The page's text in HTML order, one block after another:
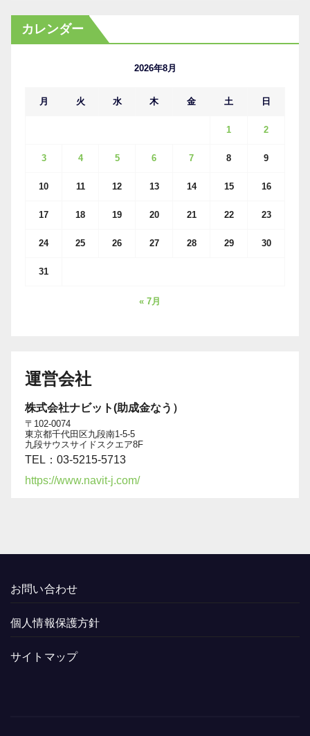
カ
イ
カレンダー
2026年8月
月 火 水 木 金 土 日
1 2
3 4 5 6 7 8 9
10 11 12 13 14 15 16
17 18 19 20 21 22 23
24 25 26 27 28 29 30
31
« 7月
運営会社
株式会社ナビット(助成金なう）
〒102-0074
東京都千代田区九段南1-5-5
九段サウスサイドスクエア8F
TEL：03-5215-5713
https://www.navit-j.com/
お問い合わせ
個人情報保護方針
サイトマップ